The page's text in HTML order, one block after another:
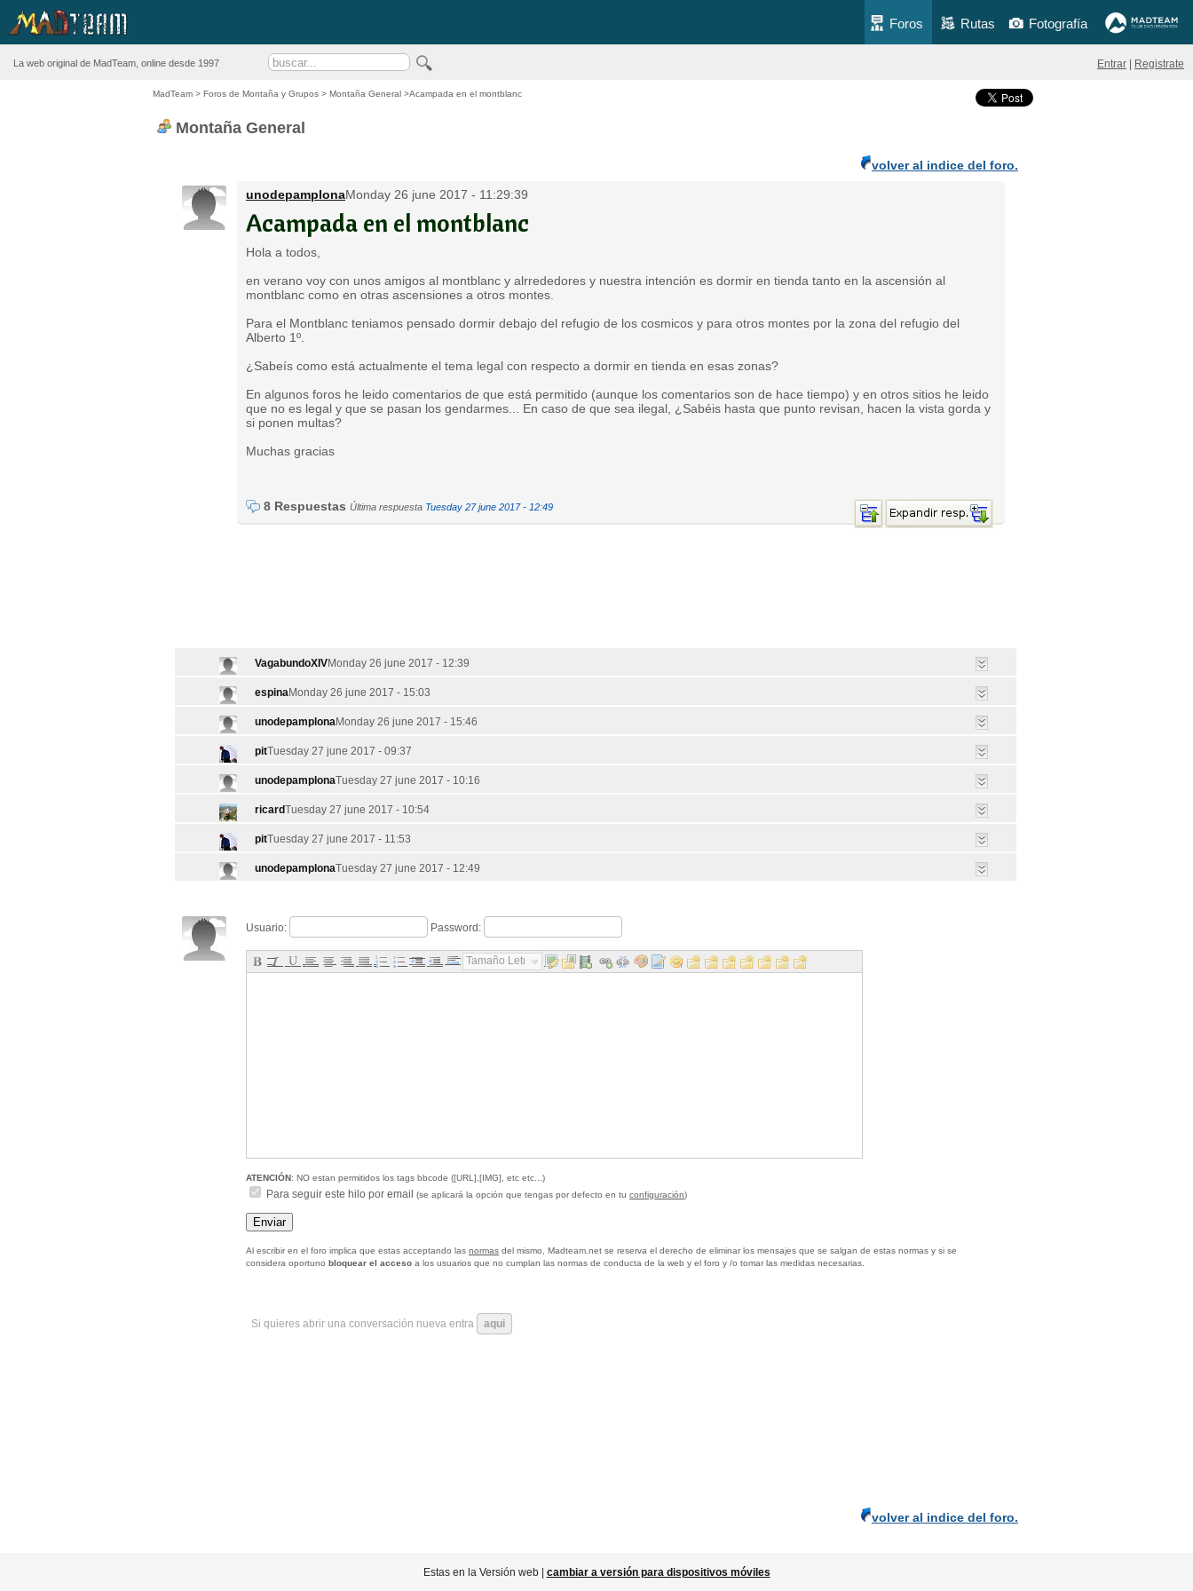
Foros Rutas Fotografía
La web original de MadTeam, online desde 1997 Entrar Registrate
MadTeam > Foros de Montaña y Grupos > Montaña General >Acampada en el montblanc
Montaña General
volver al indice del foro.
unodepamplonaMonday 26 june 2017 - 11:29:39
Acampada en el montblanc
Hola a todos,
en verano voy con unos amigos al montblanc y alrrededores y nuestra intención es dormir en tienda tanto en la ascensión al
montblanc como en otras ascensiones a otros montes.
Para el Montblanc teniamos pensado dormir debajo del refugio de los cosmicos y para otros montes por la zona del refugio del
Alberto 1º.
¿Sabeís como está actualmente el tema legal con respecto a dormir en tienda en esas zonas?
En algunos foros he leido comentarios de que está permitido (aunque los comentarios son de hace tiempo) y en otros sitios he leido
que no es legal y que se pasan los gendarmes... En caso de que sea ilegal, ¿Sabéis hasta que punto revisan, hacen la vista gorda y
si ponen multas?
Muchas gracias
8 Respuestas Última respuesta Tuesday 27 june 2017 - 12:49
VagabundoXIVMonday 26 june 2017 - 12:39
espinaMonday 26 june 2017 - 15:03
unodepamplonaMonday 26 june 2017 - 15:46
pitTuesday 27 june 2017 - 09:37
unodepamplonaTuesday 27 june 2017 - 10:16
ricardTuesday 27 june 2017 - 10:54
pitTuesday 27 june 2017 - 11:53
unodepamplonaTuesday 27 june 2017 - 12:49
Usuario: Password:
Tamaño Letra...
ATENCIÓN: NO estan permitidos los tags bbcode ([URL],[IMG], etc etc...)
Para seguir este hilo por email (se aplicará la opción que tengas por defecto en tu configuración)
Al escribir en el foro implica que estas acceptando las normas del mismo, Madteam.net se reserva el derecho de eliminar los mensajes que se salgan de estas normas y si se
considera oportuno bloquear el acceso a los usuarios que no cumplan las normas de conducta de la web y el foro y /o tomar las medidas necesarias.
Si quieres abrir una conversación nueva entra aqui
volver al indice del foro.
Estas en la Versión web | cambiar a versión para dispositivos móviles